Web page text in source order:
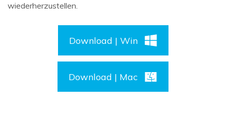
wiederherzustellen.
Download | Win
Download | Mac